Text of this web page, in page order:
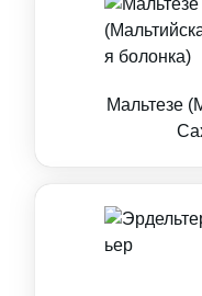
Мальтезе